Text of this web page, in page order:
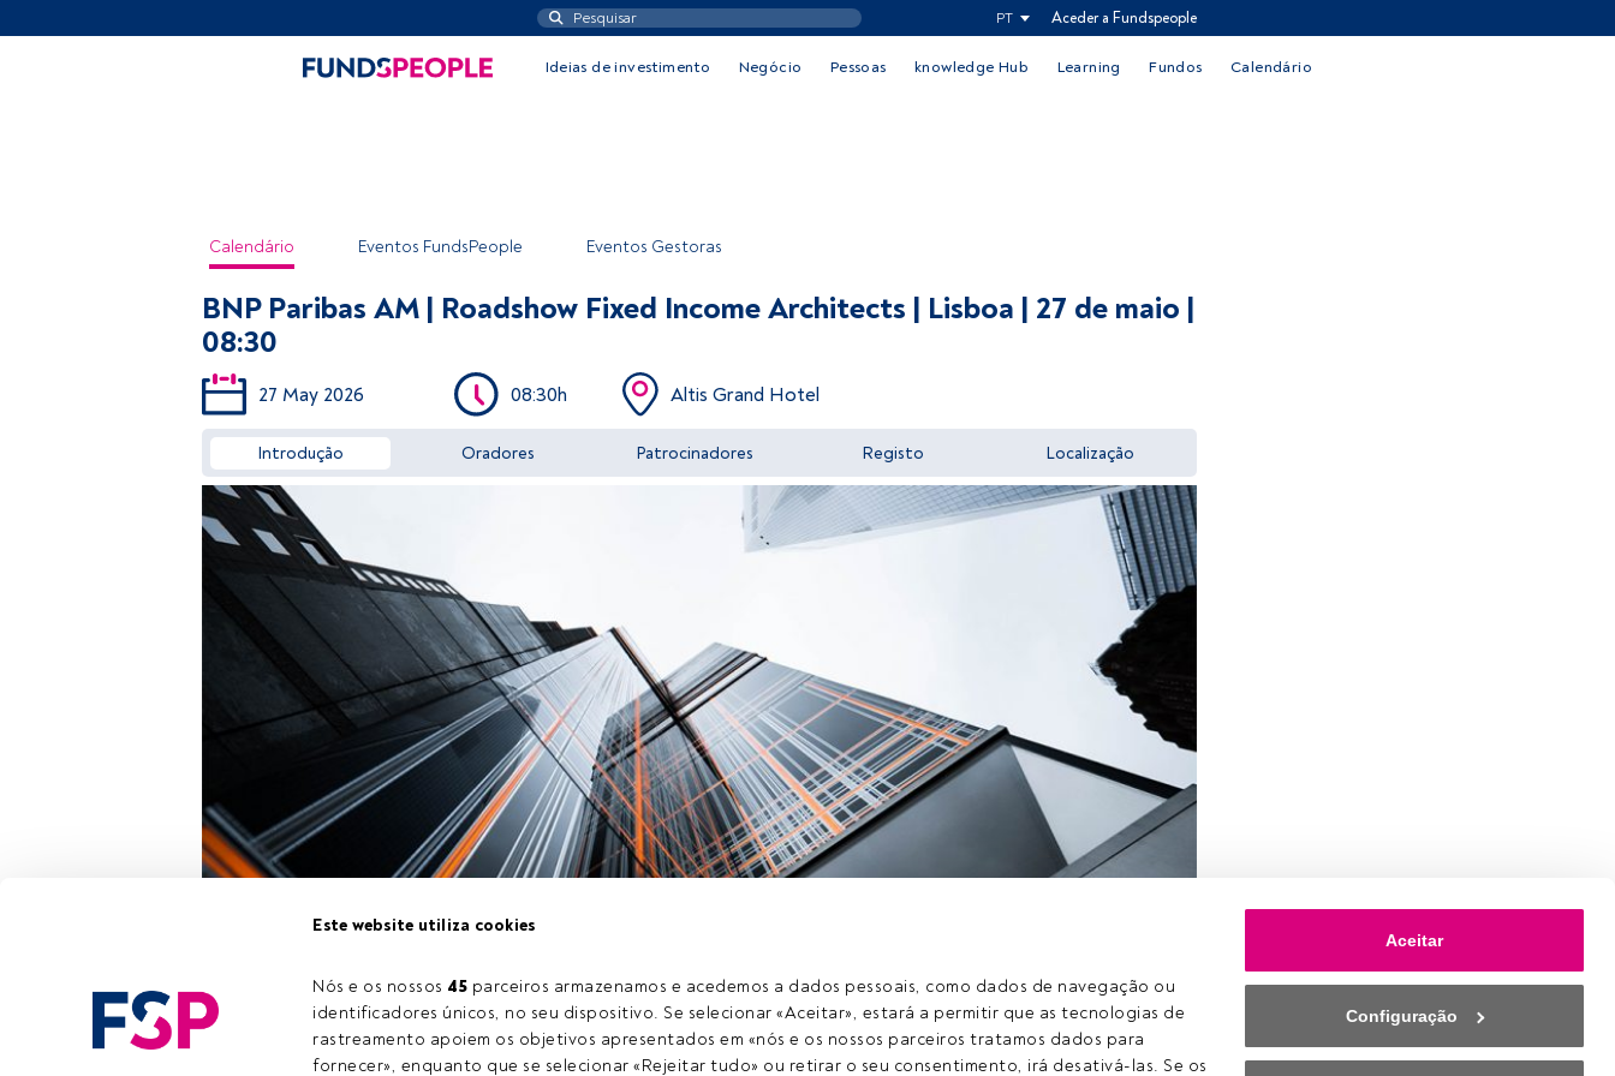
Este website utiliza cookies
Nós e os nossos 45 parceiros armazenamos e acedemos a dados pessoais, como dados de navegação ou
identificadores únicos, no seu dispositivo. Se selecionar «Aceitar», estará a permitir que as tecnologias de
rastreamento apoiem os objetivos apresentados em «nós e os nossos parceiros tratamos dados para
fornecer», enquanto que se selecionar «Rejeitar tudo» ou retirar o seu consentimento, irá desativá-las. Se os
Aceitar
Configuração
PT Aceder a Fundspeople
Ideias de investimento Negócio Pessoas knowledge Hub Learning Fundos Calendário
Calendário Eventos FundsPeople Eventos Gestoras
Aceder a FundsPeople
BNP Paribas AM | Roadshow Fixed Income Architects | Lisboa | 27 de maio |
08:30
27 May 2026 08:30h Altis Grand Hotel
Introdução Oradores Patrocinadores Registo Localização
Income Architects.
Este é um artigo exclusivo para os utilizadores registados da FundsPeople. Se já